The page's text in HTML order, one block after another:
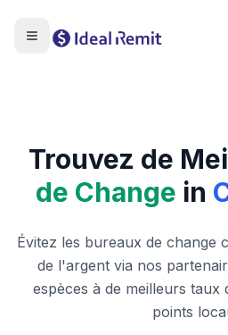
Trouvez de
de Change in
Évitez les bureaux de change
de l'argent via nos
espèces à de meilleurs taux
points